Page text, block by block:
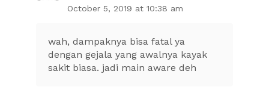
October 5, 2019 at 10:38 am
wah, dampaknya bisa fatal ya
dengan gejala yang awalnya kayak
sakit biasa. jadi main aware deh